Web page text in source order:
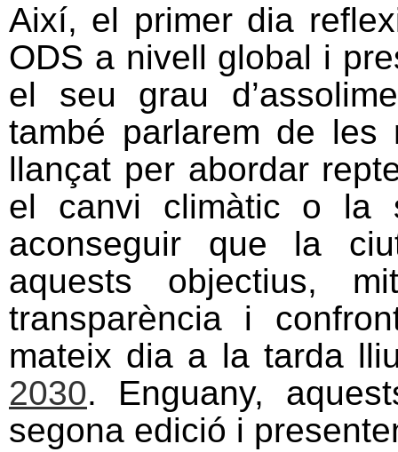
Així, el primer dia
ODS a nivell global i
el seu grau
també parlarem de les
llançat per abordar
el canvi climàtic o la
aconseguir que la
aquests objectius,
transparència i
mateix dia a la tarda
2030. Enguany,
segona edició i